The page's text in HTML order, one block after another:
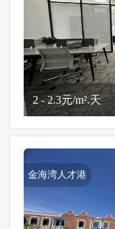
2 - 2.3元/m².天
金海湾人才港